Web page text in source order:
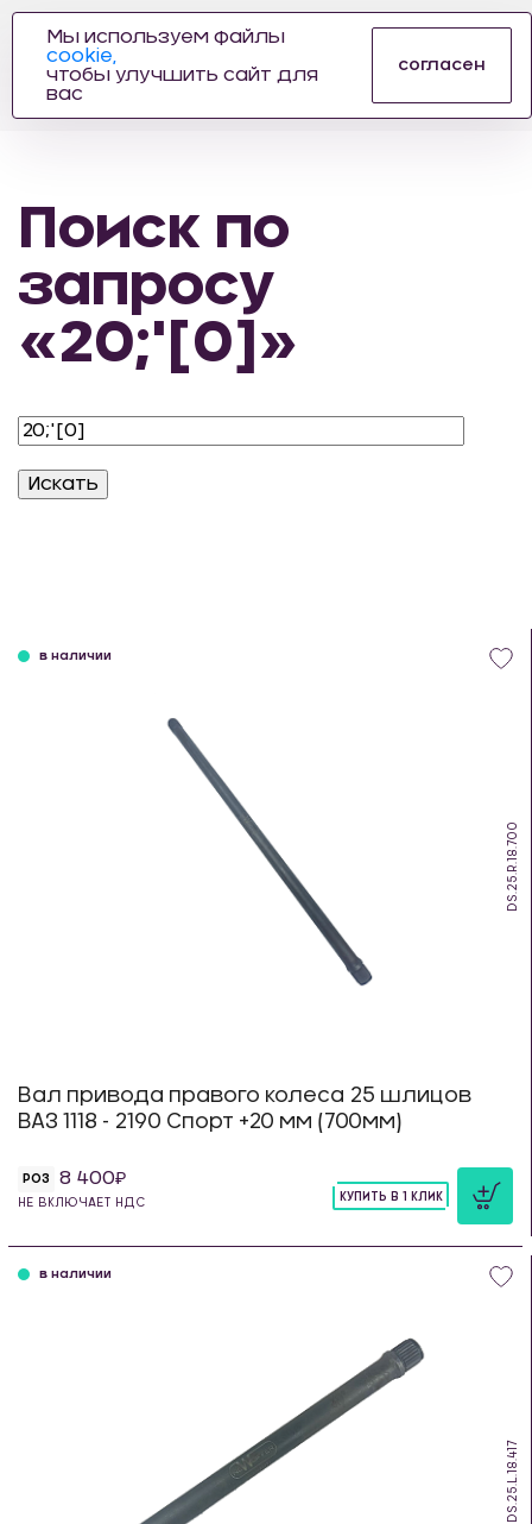
АВТОЗАПЧАСТЕЙ
Поиск по
запросу
«20;'[0]»
DS.25.R.18.700
в наличии
Вал привода правого колеса 25 шлицов
ВАЗ 1118 - 2190 Спорт +20 мм (700мм)
РОЗ 8 400
НЕ ВКЛЮЧАЕТ НДС
КУПИТЬ В 1 КЛИК
DS.25.L.18.417
в наличии
Мы используем файлы
cookie,
чтобы улучшить сайт для
вас
согласен